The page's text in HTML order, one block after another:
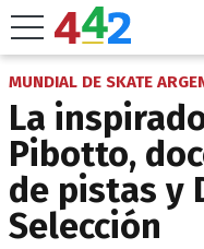
MUNDIAL DE SKATE
La
Pibotto,
de pistas y
Selección